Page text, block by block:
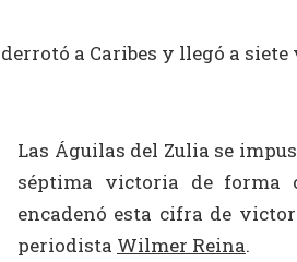
Las Águilas del Zulia se
séptima victoria de forma
encadenó esta cifra de
periodista Wilmer Reina.